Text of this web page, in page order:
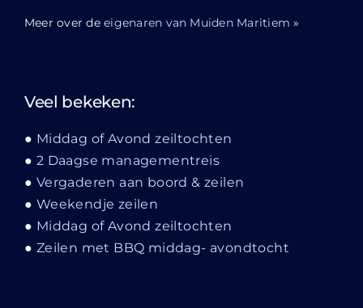
Meer over deeigenaren van Muiden Maritiem »
Veel bekeken:
Middag of Avond zeiltochten
2 Daagse managementreis
Vergaderen aan boord & zeilen
Weekendje zeilen
Middag of Avond zeiltochten
Zeilen met BBQ middag- avondtocht